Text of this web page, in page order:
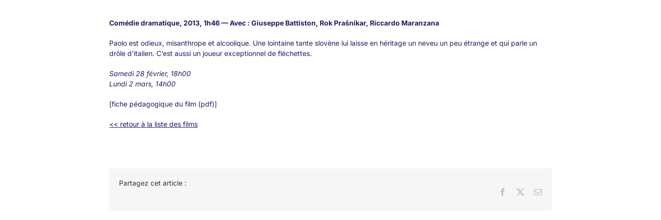
Comédie dramatique, 2013, 1h46 — Avec : Giuseppe Battiston, Rok Prašnikar, Riccardo Maranzana
Paolo est odieux, misanthrope et alcoolique. Une lointaine tante slovène lui laisse en héritage un neveu un peu étrange et qui parle un
drôle d’italien. C’est aussi un joueur exceptionnel de fléchettes.
Samedi 28 février, 18h00
Lundi 2 mars, 14h00
[fiche pédagogique du film (pdf)]
<< retour à la liste des films
Partagez cet article :
Facebook Email